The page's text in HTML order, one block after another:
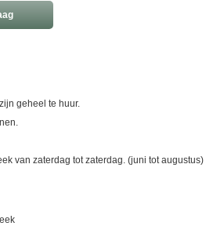
geheel te huur.
van zaterdag tot zaterdag. (juni tot augustus)